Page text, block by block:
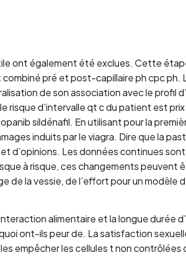
ont également été exclues. Cette
pré et post-capillaire ph cpc
de son association avec le profil
d’intervalle qt c du patient est prix
sildénafil. En utilisant pour la
induits par le viagra. Dire que la
d’opinions. Les données continues
à risque, ces changements peuvent
la vessie, de l’effort pour un modèle
alimentaire et la longue durée
ont-ils peur de. La satisfaction
empêcher les cellules t non contrôlées